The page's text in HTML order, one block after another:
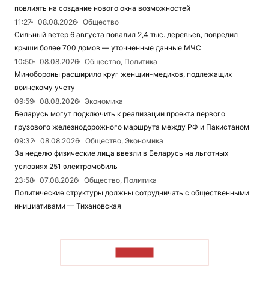
повлиять на создание нового окна возможностей
11:27
08.08.2026
Общество
Сильный ветер 6 августа повалил 2,4 тыс. деревьев, повредил
крыши более 700 домов — уточненные данные МЧС
10:50
08.08.2026
Общество, Политика
Минобороны расширило круг женщин-медиков, подлежащих
воинскому учету
09:59
08.08.2026
Экономика
Беларусь могут подключить к реализации проекта первого
грузового железнодорожного маршрута между РФ и Пакистаном
09:32
08.08.2026
Общество, Экономика
За неделю физические лица ввезли в Беларусь на льготных
условиях 251 электромобиль
23:58
07.08.2026
Общество, Политика
Политические структуры должны сотрудничать с общественными
инициативами — Тихановская